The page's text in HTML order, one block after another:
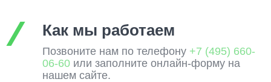
Как мы работаем
Позвоните нам по телефону +7 (495) 660-
06-60 или заполните онлайн-форму на
нашем сайте.